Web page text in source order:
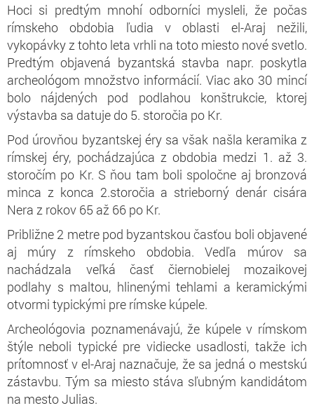
Hoci si predtým mnohí odborníci mysleli, že počas
rímskeho obdobia ľudia v oblasti el-Araj nežili,
vykopávky z tohto leta vrhli na toto miesto nové svetlo.
Predtým objavená byzantská stavba napr. poskytla
archeológom množstvo informácií. Viac ako 30 mincí
bolo nájdených pod podlahou konštrukcie, ktorej
výstavba sa datuje do 5. storočia po Kr.
Pod úrovňou byzantskej éry sa však našla keramika z
rímskej éry, pochádzajúca z obdobia medzi 1. až 3.
storočím po Kr. S ňou tam boli spoločne aj bronzová
minca z konca 2.storočia a strieborný denár cisára
Nera z rokov 65 až 66 po Kr.
Približne 2 metre pod byzantskou časťou boli objavené
aj múry z rímskeho obdobia. Vedľa múrov sa
nachádzala veľká časť čiernobielej mozaikovej
podlahy s maltou, hlinenými tehlami a keramickými
otvormi typickými pre rímske kúpele.
Archeológovia poznamenávajú, že kúpele v rímskom
štýle neboli typické pre vidiecke usadlosti, takže ich
prítomnosť v el-Araj naznačuje, že sa jedná o mestskú
zástavbu. Tým sa miesto stáva sľubným kandidátom
na mesto Julias.